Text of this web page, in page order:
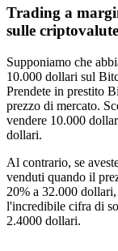
Trading a
sulle
Supponiamo che
10.000 dollari sul
Prendete in prestito
prezzo di mercato.
vendere 10.000
dollari.
Al contrario, se
venduti quando il
20% a 32.000
l'incredibile cifra di
2.4000 dollari.